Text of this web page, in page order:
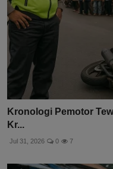
Kronologi Pemotor
Kr...
Jul 31, 2026 0 7